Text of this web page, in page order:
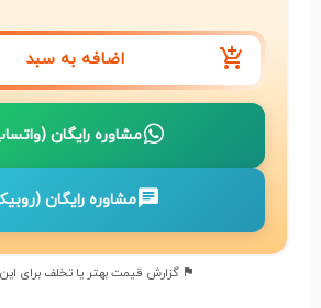
اضافه به سبد
مشاوره رایگان
مشاوره رایگان
گزارش قیمت بهتر یا تخلف برای